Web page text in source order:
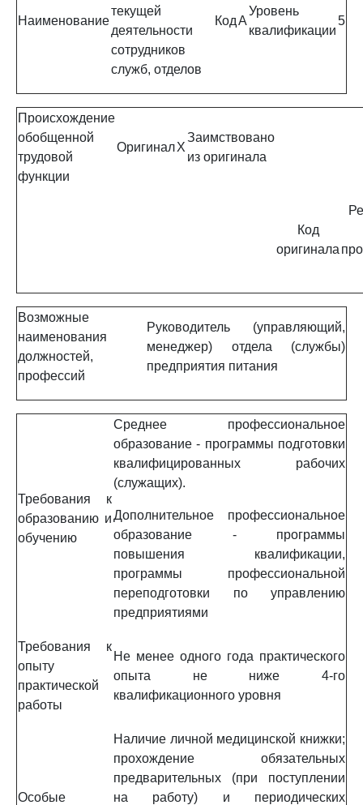
Наименование
текущей
деятельности
сотрудников
служб, отделов
КодA
Уровень
квалификации
5
Происхождение
обобщенной
трудовой
функции
ОригиналX
Заимствовано
из оригинала
Код
оригинала
Возможные
наименования
должностей,
профессий
Руководитель (управляющий,
менеджер) отдела (службы)
предприятия питания
Требования к
образованию и
обучению
Среднее профессиональное
образование - программы подготовки
квалифицированных рабочих
(служащих).
Дополнительное профессиональное
образование - программы
повышения квалификации,
программы профессиональной
переподготовки по управлению
предприятиями
Требования к
опыту
практической
работы
Не менее одного года практического
опыта не ниже 4-го
квалификационного уровня
Особые
Наличие личной медицинской книжки;
прохождение обязательных
предварительных (при поступлении
на работу) и периодических